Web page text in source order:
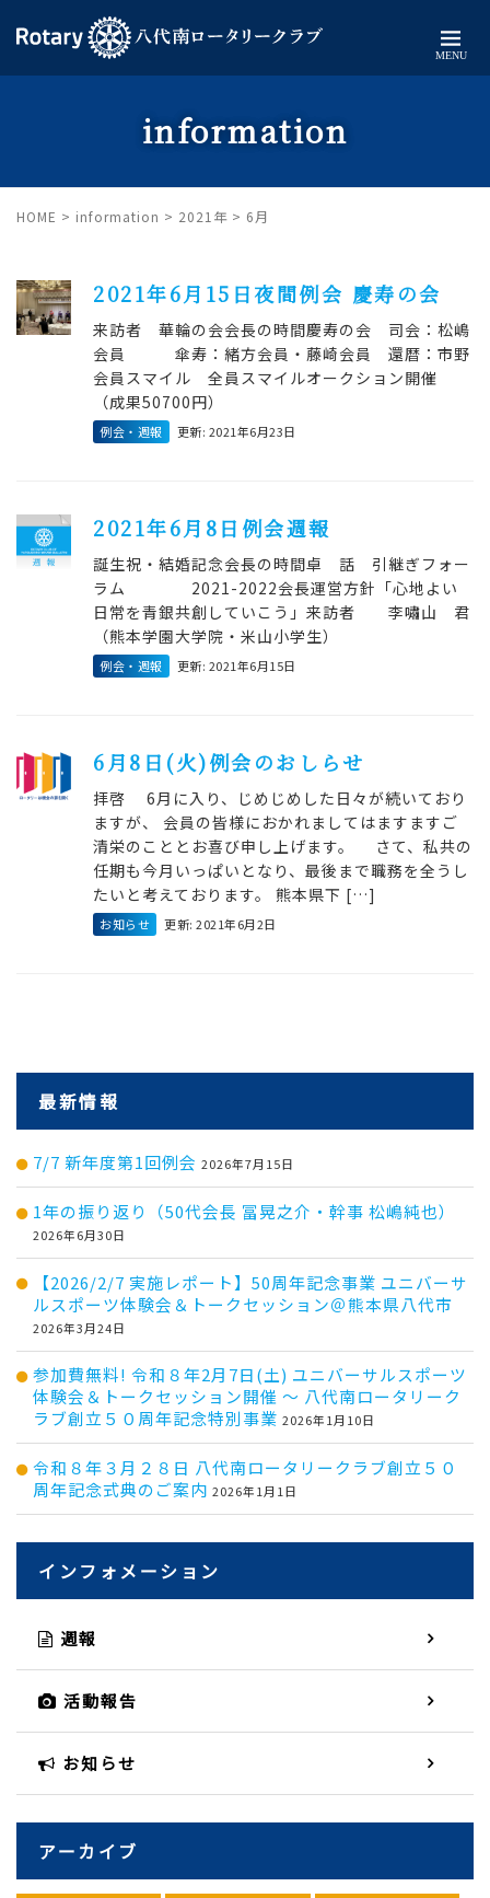
MENU
information
HOME > information > 2021年 > 6月
2021年6月15日夜間例会 慶寿の会
来訪者 華輪の会会長の時間慶寿の会 司会：松嶋
会員 傘寿：緒方会員・藤崎会員 還暦：市野
会員スマイル 全員スマイルオークション開催
（成果50700円）
例会・週報 更新: 2021年6月23日
2021年6月8日例会週報
誕生祝・結婚記念会長の時間卓 話 引継ぎフォー
ラム 2021-2022会長運営方針「心地よい
日常を青銀共創していこう」来訪者 李嘯山 君
（熊本学園大学院・米山小学生）
例会・週報 更新: 2021年6月15日
6月8日(火)例会のおしらせ
拝啓 6月に入り、じめじめした日々が続いており
ますが、 会員の皆様におかれましてはますますご
清栄のこととお喜び申し上げます。 さて、私共の
任期も今月いっぱいとなり、最後まで職務を全うし
たいと考えております。 熊本県下 […]
お知らせ 更新: 2021年6月2日
最新情報
7/7 新年度第1回例会 2026年7月15日
1年の振り返り（50代会長 冨晃之介・幹事 松嶋純也）
2026年6月30日
【2026/2/7 実施レポート】50周年記念事業 ユニバーサ
ルスポーツ体験会＆トークセッション＠熊本県八代市
2026年3月24日
参加費無料! 令和８年2月7日(土) ユニバーサルスポーツ
体験会＆トークセッション開催 ～ 八代南ロータリーク
ラブ創立５０周年記念特別事業 2026年1月10日
令和８年３月２８日 八代南ロータリークラブ創立５０
周年記念式典のご案内 2026年1月1日
インフォメーション
週報
活動報告
お知らせ
アーカイブ